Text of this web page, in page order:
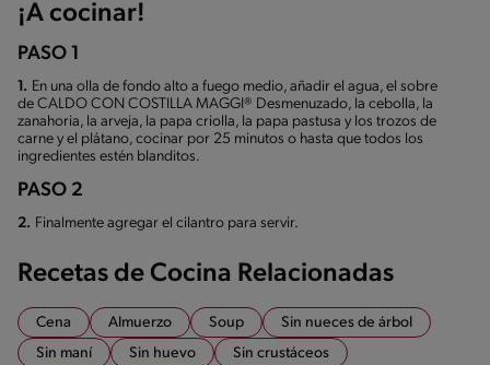
¡A cocinar!
PASO 1
1. En una olla de fondo alto a fuego medio, añadir el agua, el sobre
de CALDO CON COSTILLA MAGGI® Desmenuzado, la cebolla, la
zanahoria, la arveja, la papa criolla, la papa pastusa y los trozos de
carne y el plátano, cocinar por 25 minutos o hasta que todos los
ingredientes estén blanditos.
PASO 2
2. Finalmente agregar el cilantro para servir.
Recetas de Cocina Relacionadas
Cena Almuerzo Soup
Sin nueces de árbol
Sin maní
Sin huevo
Sin crustáceos